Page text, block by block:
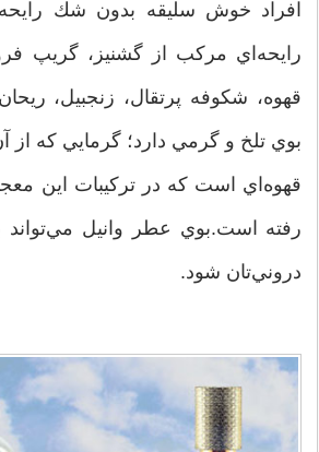
افراد خوش سليقه بدون شك
رايحه‌اي مركب از گشنيز، گريپ
قهوه، شكوفه پرتقال، زنجبيل،
بوي تلخ و گرمي دارد؛ گرمايي كه از
قهوه‌اي است كه در تركيبات اين
رفته است.بوي عطر وانيل مي‌تواند
دروني‌تان شود.